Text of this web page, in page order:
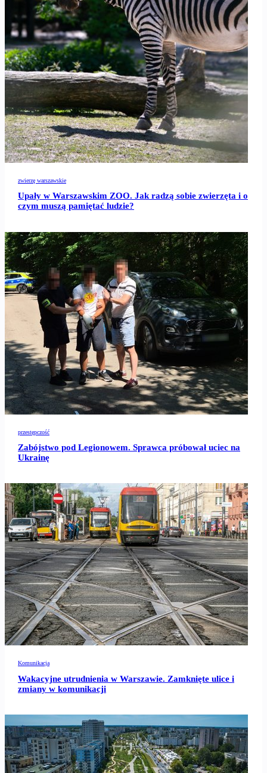
zwierzę warszawskie
Upały w Warszawskim ZOO. Jak radzą sobie zwierzęta i o
czym muszą pamiętać ludzie?
przestępczość
Zabójstwo pod Legionowem. Sprawca próbował uciec na
Ukrainę
Komunikacja
Wakacyjne utrudnienia w Warszawie. Zamknięte ulice i
zmiany w komunikacji